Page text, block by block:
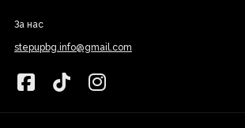
За нас
stepupbg.info@gmail.com